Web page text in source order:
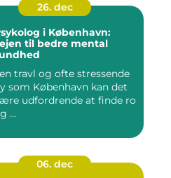
26. dec
i København:
til bedre mental
travl og ofte stressende
som København kan det
udfordrende at finde ro
...
06. dec